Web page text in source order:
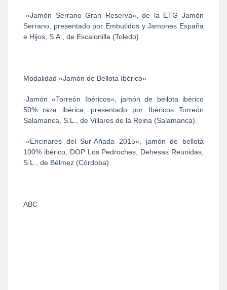
-«Jamón Serrano Gran Reserva», de la ETG Jamón
Serrano, presentado por Embutidos y Jamones España
e Hijos, S.A., de Escalonilla (Toledo).
Modalidad «Jamón de Bellota Ibérico»
-Jamón «Torreón Ibéricos», jamón de bellota ibérico
50% raza ibérica, presentado por Ibéricos Torreón
Salamanca, S.L., de Villares de la Reina (Salamanca).
-«Encinares del Sur-Añada 2015», jamón de bellota
100% ibérico, DOP Los Pedroches, Dehesas Reunidas,
S.L., de Bélmez (Córdoba).
ABC